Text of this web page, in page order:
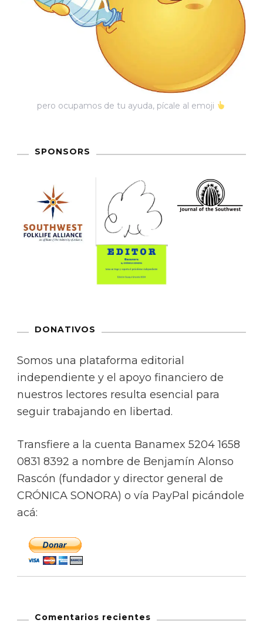
pero ocupamos de tu ayuda, pícale al emoji
SPONSORS
DONATIVOS
Somos una plataforma editorial
independiente y el apoyo financiero de
nuestros lectores resulta esencial para
seguir trabajando en libertad.
Transfiere a la cuenta Banamex 5204 1658
0831 8392 a nombre de Benjamín Alonso
Rascón (fundador y director general de
CRÓNICA SONORA) o vía PayPal picándole
acá:
Comentarios recientes